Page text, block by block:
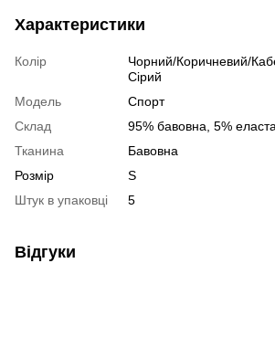
Характеристики
Колір
Чорний/Коричневий/
Сірий
Модель
Спорт
Склад
95% бавовна, 5%
Тканина
Бавовна
Розмір
S
Штук в упаковці
5
Відгуки